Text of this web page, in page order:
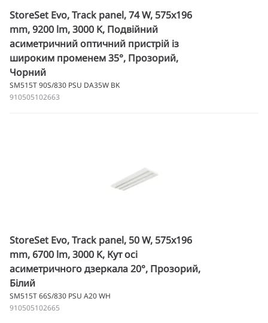
StoreSet Evo, Track panel, 74 W, 575x196
mm, 9200 lm, 3000 K, Подвійний
асиметричний оптичний пристрій із
широким променем 35°, Прозорий,
Чорний
SM515T 90S/830 PSU DA35W BK
910505102663
StoreSet Evo, Track panel, 50 W, 575x196
mm, 6700 lm, 3000 K, Кут осі
асиметричного дзеркала 20°, Прозорий,
Білий
SM515T 66S/830 PSU A20 WH
910505102665